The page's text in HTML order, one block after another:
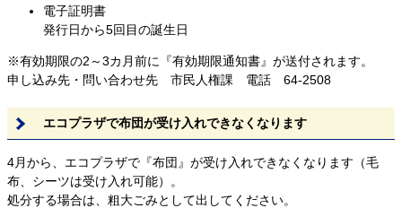
電子証明書
発行日から5回目の誕生日
※有効期限の2～3カ月前に『有効期限通知書』が送付されます。
申し込み先・問い合わせ先 市民人権課 電話 64-2508
エコプラザで布団が受け入れできなくなります
4月から、エコプラザで『布団』が受け入れできなくなります（毛
布、シーツは受け入れ可能）。
処分する場合は、粗大ごみとして出してください。